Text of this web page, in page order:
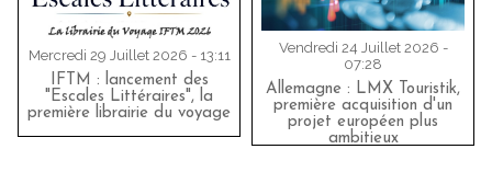
Mercredi 29 Juillet 2026 - 13:11
IFTM : lancement des
"Escales Littéraires", la
première librairie du voyage
Vendredi 24 Juillet 2026 -
07:28
Allemagne : LMX Touristik,
première acquisition d'un
projet européen plus
ambitieux